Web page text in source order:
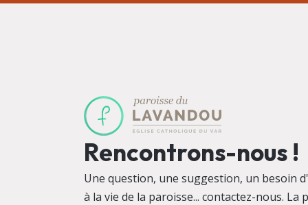
Rencontrons-nous !
Une question, une suggestion, un besoin
à la vie de la paroisse... contactez-nous. La